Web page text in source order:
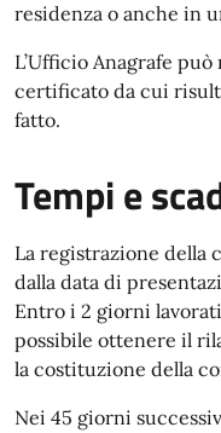
residenza o anche in
L’Ufficio Anagrafe
certificato da cui
fatto.
Tempi e
La registrazione della
dalla data di
Entro i 2 giorni
possibile ottenere il
la costituzione della
Nei 45 giorni